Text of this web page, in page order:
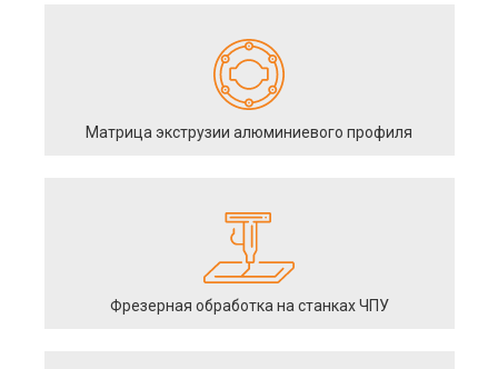
Матрица экструзии алюминиевого профиля
Фрезерная обработка на станках ЧПУ